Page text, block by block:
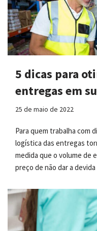
5 dicas para
entregas em
25 de maio de 2022
Para quem trabalha com
logística das entregas
medida que o volume de
preço de não dar a